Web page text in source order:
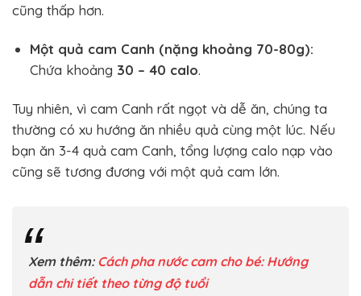
cũng thấp hơn.
Một quả cam Canh (nặng khoảng 70-80g):
Chứa khoảng 30 – 40 calo.
Tuy nhiên, vì cam Canh rất ngọt và dễ ăn, chúng ta
thường có xu hướng ăn nhiều quả cùng một lúc. Nếu
bạn ăn 3-4 quả cam Canh, tổng lượng calo nạp vào
cũng sẽ tương đương với một quả cam lớn.
Xem thêm: Cách pha nước cam cho bé: Hướng
dẫn chi tiết theo từng độ tuổi